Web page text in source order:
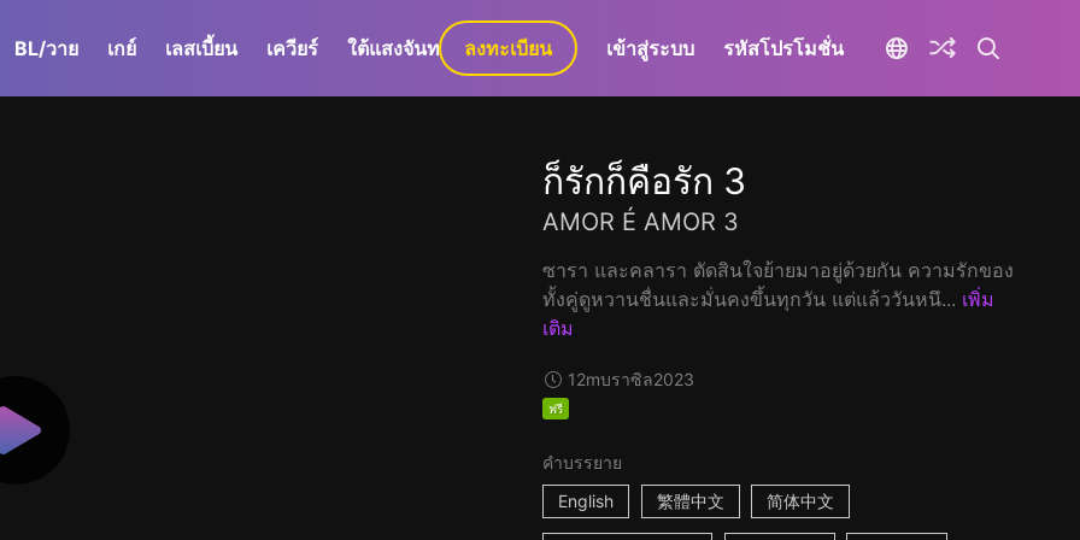
BL/วาย เกย์ เลสเบี้ยน เควียร์ ใต้แสงจันทร์ GaLa+
ลงทะเบียน เข้าสู่ระบบ รหัสโปรโมชั่น
ก็รักก็คือรัก 3
AMOR É AMOR 3
ซารา และคลารา ตัดสินใจย้ายมาอยู่ด้วยกัน ความรักของ
ทั้งคู่ดูหวานชื่นและมั่นคงขึ้นทุกวัน แต่แล้ววันหนึ... เพิ่ม
เติม
12mบราซิล2023
ฟรี
คำบรรยาย
English
繁體中文 简体中文